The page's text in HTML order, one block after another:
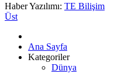
Haber Yazılımı: TE Bilişim
Üst
Ana Sayfa
Kategoriler
Dünya